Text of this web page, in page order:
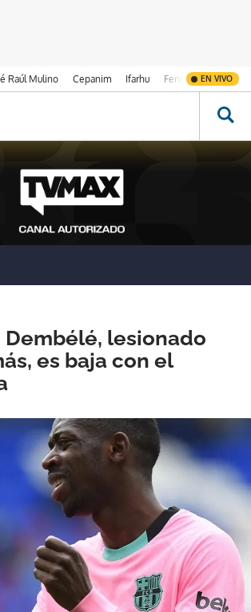
Raúl Mulino Cepanim Ifarhu Fenómeno de El
EN VIVO
Dembélé, lesionado
es baja con el